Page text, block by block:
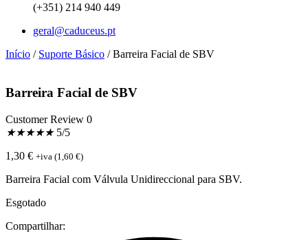
(+351) 214 940 449
geral@caduceus.pt
Início / Suporte Básico / Barreira Facial de SBV
Barreira Facial de SBV
Customer Review 0
★★★★★ 5/5
1,30 € +iva (1,60 €)
Barreira Facial com Válvula Unidireccional para SBV.
Esgotado
Compartilhar: